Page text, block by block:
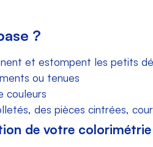
?
et estompent les petits
ou tenues
couleurs
des pièces cintrées,
de votre colorimétrie